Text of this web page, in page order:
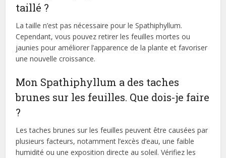
taillé ?
La taille n’est pas nécessaire pour le Spathiphyllum.
Cependant, vous pouvez retirer les feuilles mortes ou
jaunies pour améliorer l’apparence de la plante et favoriser
une nouvelle croissance.
Mon Spathiphyllum a des taches
brunes sur les feuilles. Que dois-je faire
?
Les taches brunes sur les feuilles peuvent être causées par
plusieurs facteurs, notamment l’excès d’eau, une faible
humidité ou une exposition directe au soleil. Vérifiez les